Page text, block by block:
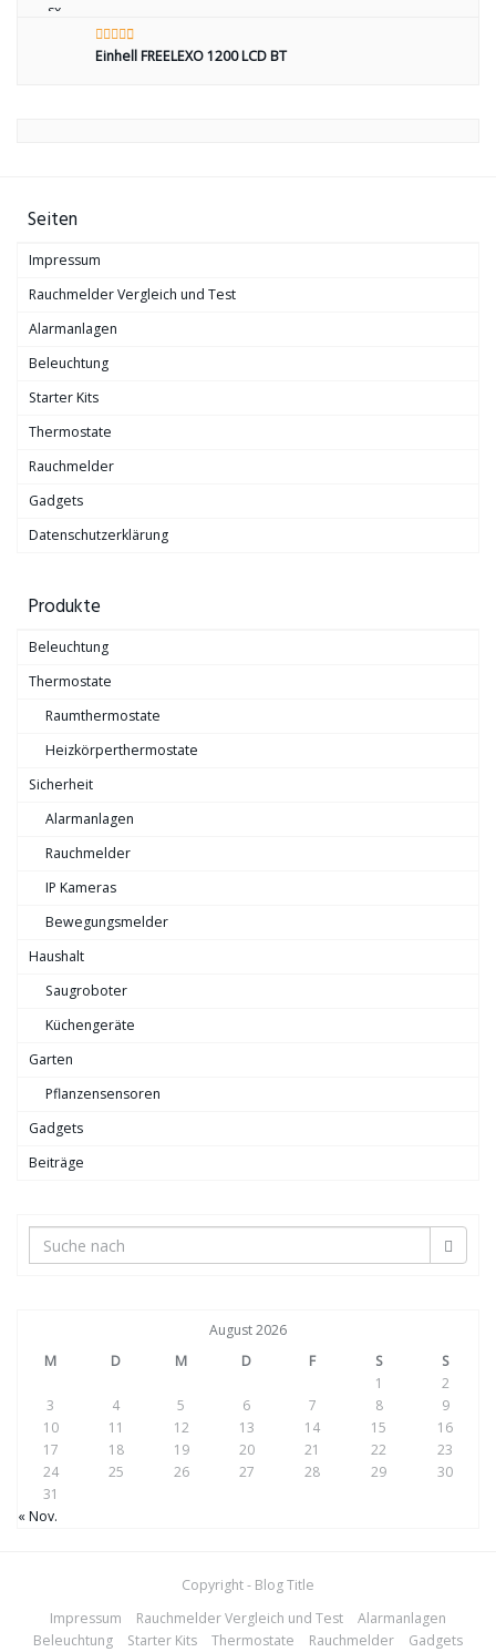
Einhell FREELEXO 1200 LCD BT
Seiten
Impressum
Rauchmelder Vergleich und Test
Alarmanlagen
Beleuchtung
Starter Kits
Thermostate
Rauchmelder
Gadgets
Datenschutzerklärung
Produkte
Beleuchtung
Thermostate
Raumthermostate
Heizkörperthermostate
Sicherheit
Alarmanlagen
Rauchmelder
IP Kameras
Bewegungsmelder
Haushalt
Saugroboter
Küchengeräte
Garten
Pflanzensensoren
Gadgets
Beiträge
August 2026
M
D M D F S
S
1
2
3
4 5 6 7 8
9
10
11 12 13 14 15
16
17
18 19 20 21 22
23
24
25 26 27 28 29
30
31
« Nov.
Copyright - Blog Title
Impressum
Rauchmelder Vergleich und Test
Alarmanlagen
Beleuchtung
Starter Kits Thermostate Rauchmelder Gadgets